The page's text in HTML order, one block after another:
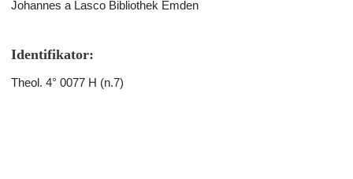
Johannes a Lasco Bibliothek Emden
Identifikator:
Theol. 4° 0077 H (n.7)